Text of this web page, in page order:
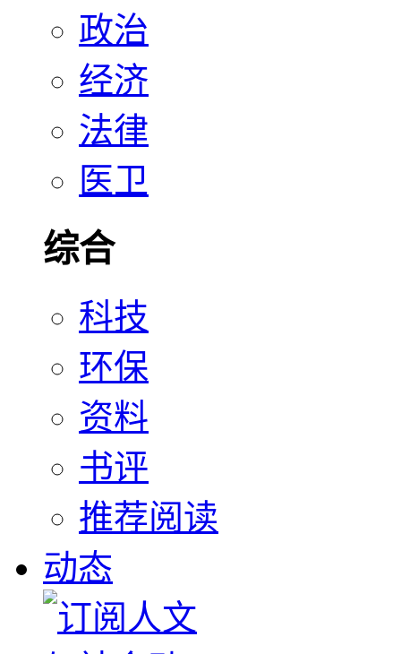
政治
经济
法律
医卫
综合
科技
环保
资料
书评
推荐阅读
动态